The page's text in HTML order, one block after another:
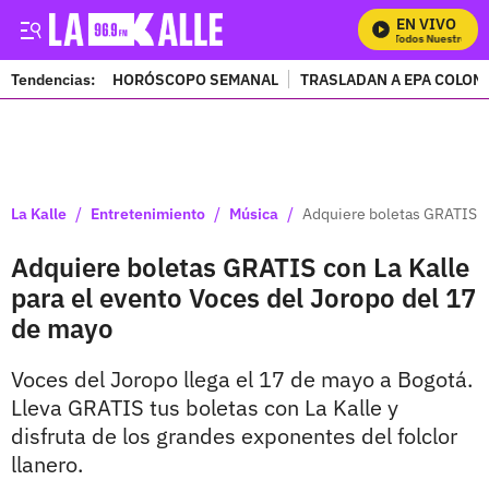
EN VIVO
Mira Todos Nuestros
Tendencias: HORÓSCOPO SEMANAL TRASLADAN A EPA
La Kalle / Entretenimiento / Música / Adquiere boletas GRATIS
Adquiere boletas GRATIS con La Kalle
para el evento Voces del Joropo del 17
de mayo
Voces del Joropo llega el 17 de mayo a Bogotá.
Lleva GRATIS tus boletas con La Kalle y
disfruta de los grandes exponentes del folclor
llanero.